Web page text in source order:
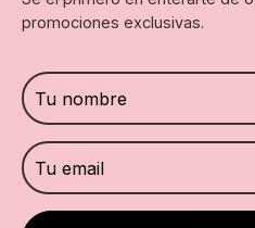
promociones exclusivas.